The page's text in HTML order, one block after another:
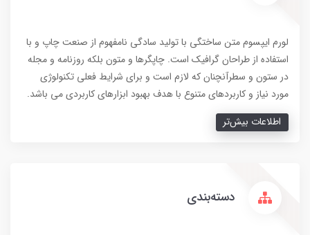
لورم ایپسوم متن ساختگی با تولید سادگی نامفهوم از صنعت چاپ و با
استفاده از طراحان گرافیک است. چاپگرها و متون بلکه روزنامه و مجله
در ستون و سطرآنچنان که لازم است و برای شرایط فعلی تکنولوژی
مورد نیاز و کاربردهای متنوع با هدف بهبود ابزارهای کاربردی می باشد.
اطلاعات بیش‌تر
دسته‌بندی